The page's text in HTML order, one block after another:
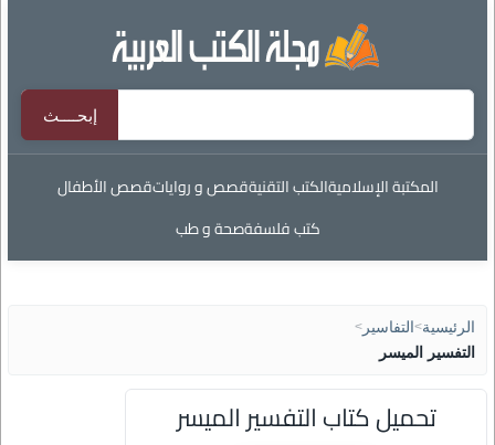
المكتبة الإسلاميةالكتب التقنيةقصص و رواياتقصص الأطفال
كتب فلسفةصحة و طب
الرئيسية> التفاسير >
التفسير الميسر
تحميل كتاب التفسير الميسر